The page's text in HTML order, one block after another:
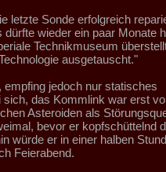
letzte Sonde erfolgreich
wieder ein paar Monate
Technikmuseum
ausgetauscht."
jedoch nur statisches
sich, das Kommlink war erst
Asteroiden als
bevor er kopfschüttelnd
würde er in einer halben
Feierabend.